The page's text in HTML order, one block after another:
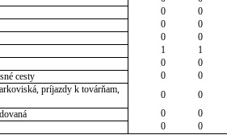
0
0
0
0
0
0
1
1
0
0
cesty
0
0
príjazdy k továrňam,
0
0
0
0
0 0